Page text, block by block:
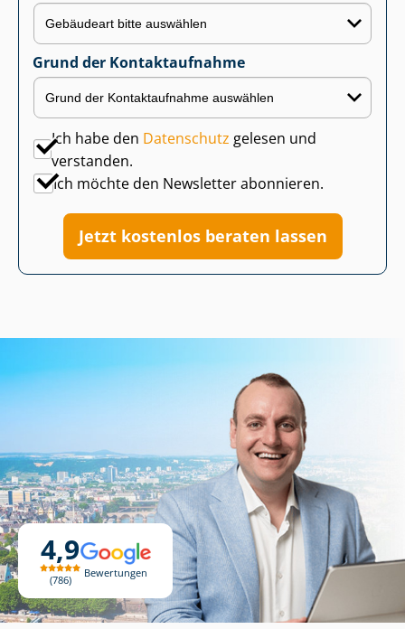
4,9
786
Bewertungen
Grund der Kontaktaufnahme
Ich habe den Datenschutz gelesen und
verstanden.
Ich möchte den Newsletter abonnieren.
Jetzt kostenlos beraten lassen